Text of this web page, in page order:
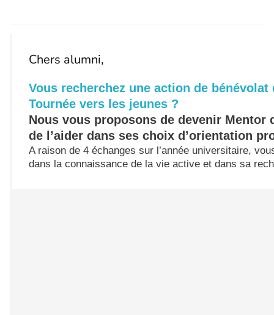
Chers alumni,
Vous recherchez une action de bénévolat
Tournée vers les jeunes ?
Nous vous proposons de devenir Mentor
de l’aider dans ses choix d’orientation
A raison de 4 échanges sur l’année universitaire,
dans la connaissance de la vie active et dans sa